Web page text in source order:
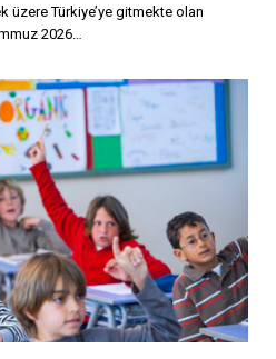
üzere Türkiye’ye gitmekte olan
2026…